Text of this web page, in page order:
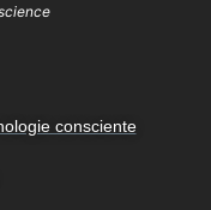
consciente